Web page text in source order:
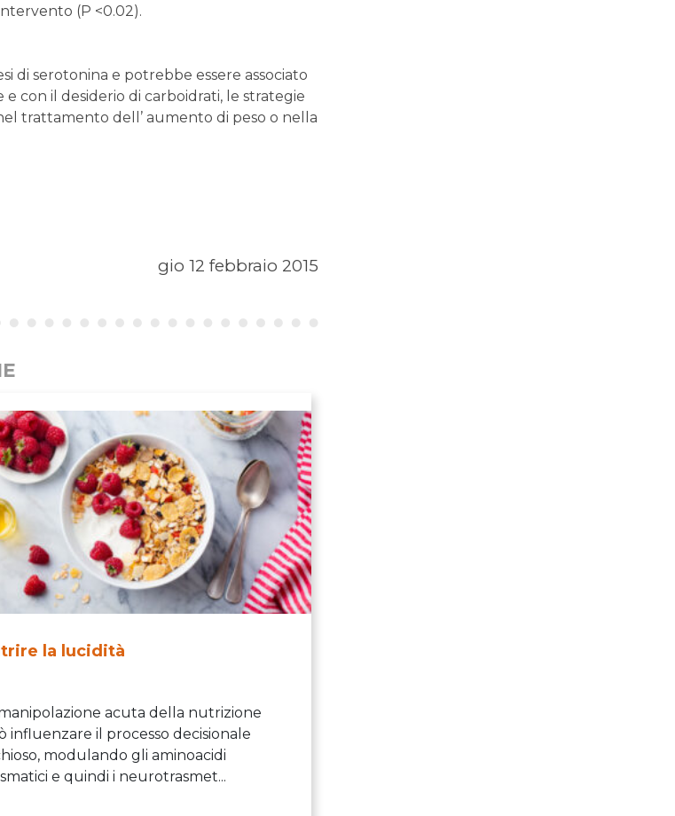
(P <0.02).
di serotonina e potrebbe essere associato
con il desiderio di carboidrati, le strategie
trattamento dell’ aumento di peso o nella
gio 12 febbraio 2015
la lucidità
acuta della nutrizione
influenzare il processo decisionale
modulando gli aminoacidi
e quindi i neurotrasmet...